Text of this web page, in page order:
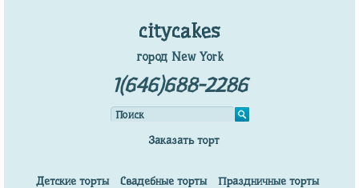
citycakes
город New York
1(646)688-2286
Заказать торт
Детские торты Свадебные торты
Праздничные торты